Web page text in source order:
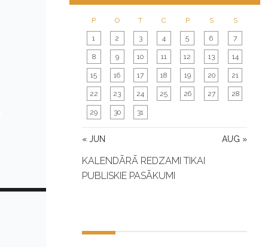
P O T C P S S
« JUN AUG »
1 2 3 4 5 6 7
8 9 10 11 12 13 14
15 16 17 18 19 20 21
22 23 24 25 26 27 28
29 30 31
KALENDĀRĀ REDZAMI TIKAI
PUBLISKIE PASĀKUMI